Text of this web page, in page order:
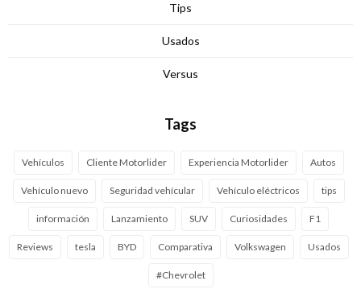
Tips
Usados
Versus
Tags
Vehículos Cliente Motorlider Experiencia Motorlider Autos
Vehículo nuevo Seguridad vehícular Vehículo eléctricos tips
información Lanzamiento SUV Curiosidades F1
Reviews tesla BYD Comparativa Volkswagen Usados
#Chevrolet